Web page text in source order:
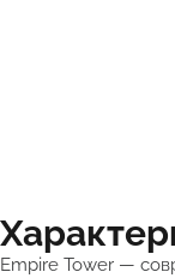
Empire Tower —